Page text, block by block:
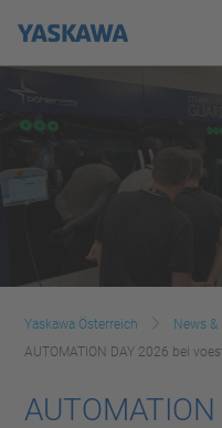
Yaskawa Österreich
News &
AUTOMATION DAY 2026 bei